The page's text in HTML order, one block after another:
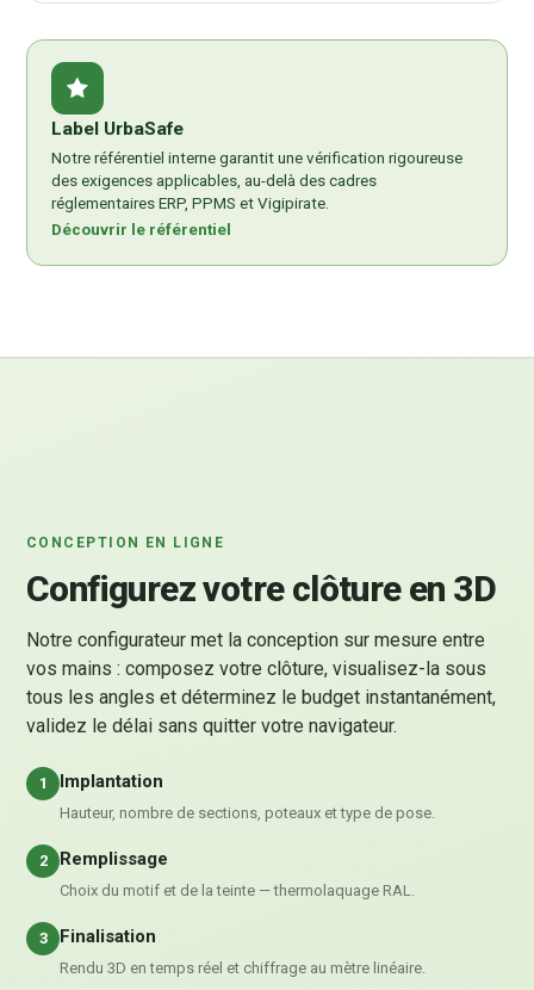
Label UrbaSafe
Notre référentiel interne garantit une vérification rigoureuse
des exigences applicables, au-delà des cadres
réglementaires ERP, PPMS et Vigipirate.
Découvrir le référentiel
CONCEPTION EN LIGNE
Configurez votre clôture en 3D
Notre configurateur met la conception sur mesure entre
vos mains : composez votre clôture, visualisez-la sous
tous les angles et déterminez le budget instantanément,
validez le délai sans quitter votre navigateur.
1 Implantation
Hauteur, nombre de sections, poteaux et type de pose.
2 Remplissage
Choix du motif et de la teinte — thermolaquage RAL.
3 Finalisation
Rendu 3D en temps réel et chiffrage au mètre linéaire.